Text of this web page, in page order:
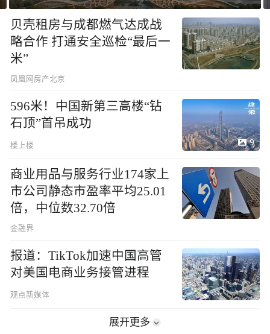
贝壳租房与成都燃气达成战
略合作 打通安全巡检“最后一
米”
凤凰网房产北京
596米！中国新第三高楼“钻
石顶”首吊成功
楼上楼 9
商业用品与服务行业174家上
市公司静态市盈率平均25.01
倍，中位数32.70倍
金融界
报道：TikTok加速中国高管
对美国电商业务接管进程
观点新媒体
展开更多